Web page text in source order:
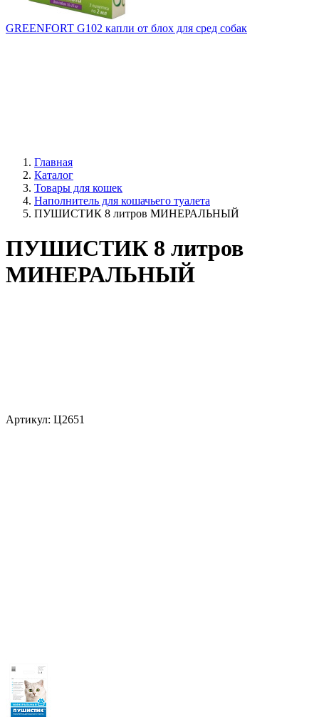
GREENFORT G102 капли от блох для сред собак
Главная
Каталог
Товары для кошек
Наполнитель для кошачьего туалета
ПУШИСТИК 8 литров МИНЕРАЛЬНЫЙ
ПУШИСТИК 8 литров
МИНЕРАЛЬНЫЙ
Артикул: Ц2651